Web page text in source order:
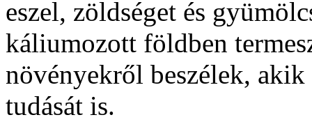
eszel, zöldséget és
káliumozott földben
növényekről beszélek,
tudását is.